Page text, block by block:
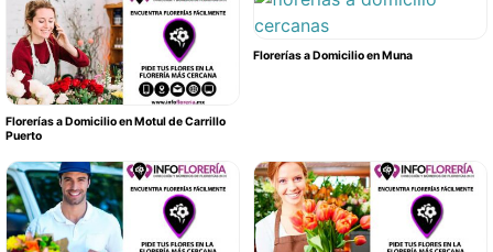
Florerías a Domicilio en Motul de Carrillo
Puerto
Florerías a Domicilio en Muna